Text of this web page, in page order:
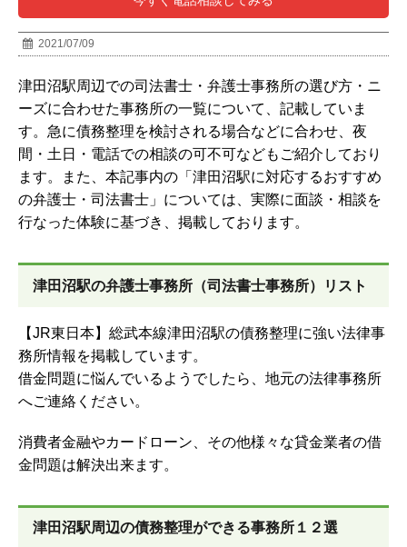
2021/07/09
津田沼駅周辺での司法書士・弁護士事務所の選び方・ニ
ーズに合わせた事務所の一覧について、記載していま
す。急に債務整理を検討される場合などに合わせ、夜
間・土日・電話での相談の可不可などもご紹介しており
ます。また、本記事内の「 津田沼駅に対応するおすすめ
の弁護士・司法書士」については、実際に面談・相談を
行なった体験に基づき、掲載しております。
津田沼駅の弁護士事務所（司法書士事務所）リスト
【JR東日本】総武本線津田沼駅の債務整理に強い法律事
務所情報を掲載しています。
借金問題に悩んでいるようでしたら、地元の法律事務所
へご連絡ください。
消費者金融やカードローン、その他様々な貸金業者の借
金問題は解決出来ます。
津田沼駅周辺の債務整理ができる事務所１２選